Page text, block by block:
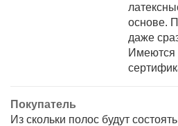
основе.
даже
Имеются
Покупатель
Из скольки полос будут